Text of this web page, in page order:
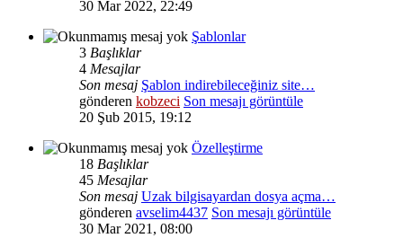
30 Mar 2022, 22:49
Şablonlar
3 Başlıklar
4 Mesajlar
Son mesaj Şablon indirebileceğiniz site…
gönderen kobzeci Son mesajı görüntüle
20 Şub 2015, 19:12
Özelleştirme
18 Başlıklar
45 Mesajlar
Son mesaj Uzak bilgisayardan dosya açma…
gönderen avselim4437 Son mesajı görüntüle
30 Mar 2021, 08:00